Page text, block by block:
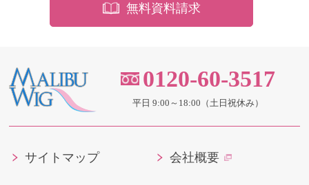
無料資料請求
0120-60-3517
平日 9:00～18:00（土日祝休み）
サイトマップ 会社概要